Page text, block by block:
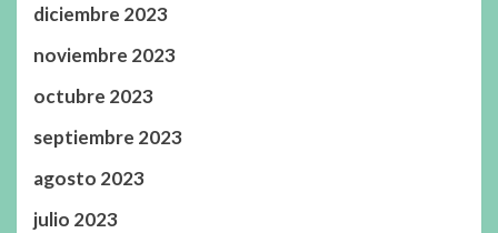
diciembre 2023
noviembre 2023
octubre 2023
septiembre 2023
agosto 2023
julio 2023